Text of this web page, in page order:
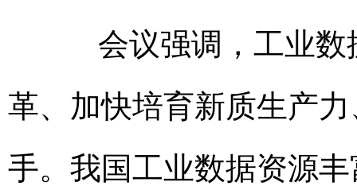
会议强调，工业数
革、加快培育新质生产
手。我国工业数据资源